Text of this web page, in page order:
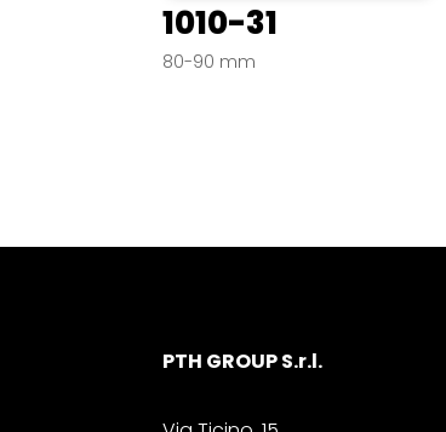
1010-31
80-90 mm
PTH GROUP S.r.l.